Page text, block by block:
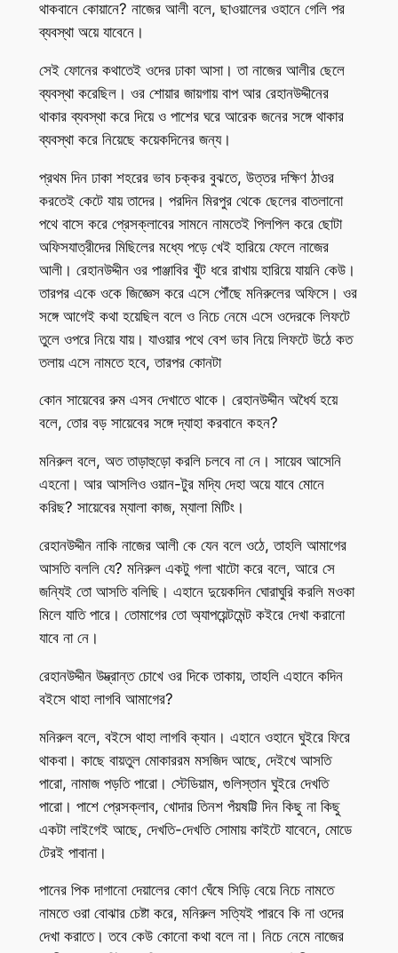
থাকবানে কোয়ানে? নাজের আলী বলে, ছাওয়ালের ওহানে গেলি পর
ব্যবস্থা অয়ে যাবেনে।
সেই ফোনের কথাতেই ওদের ঢাকা আসা। তা নাজের আলীর ছেলে
ব্যবস্থা করেছিল। ওর শোয়ার জায়গায় বাপ আর রেহানউদ্দীনের
থাকার ব্যবস্থা করে দিয়ে ও পাশের ঘরে আরেক জনের সঙ্গে থাকার
ব্যবস্থা করে নিয়েছে কয়েকদিনের জন্য।
প্রথম দিন ঢাকা শহরের ভাব চক্কর বুঝতে, উত্তর দক্ষিণ ঠাওর
করতেই কেটে যায় তাদের। পরদিন মিরপুর থেকে ছেলের বাতলানো
পথে বাসে করে প্রেসক্লাবের সামনে নামতেই পিলপিল করে ছোটা
অফিসযাত্রীদের মিছিলের মধ্যে পড়ে খেই হারিয়ে ফেলে নাজের
আলী। রেহানউদ্দীন ওর পাঞ্জাবির খুঁট ধরে রাখায় হারিয়ে যায়নি কেউ।
তারপর একে ওকে জিজ্ঞেস করে এসে পৌঁছে মনিরুলের অফিসে। ওর
সঙ্গে আগেই কথা হয়েছিল বলে ও নিচে নেমে এসে ওদেরকে লিফটে
তুলে ওপরে নিয়ে যায়। যাওয়ার পথে বেশ ভাব নিয়ে লিফটে উঠে কত
তলায় এসে নামতে হবে, তারপর কোনটা
কোন সায়েবের রুম এসব দেখাতে থাকে। রেহানউদ্দীন অধৈর্য হয়ে
বলে, তোর বড় সায়েবের সঙ্গে দ্যাহা করবানে কহন?
মনিরুল বলে, অত তাড়াহুড়ো করলি চলবে না নে। সায়েব আসেনি
এহনো। আর আসলিও ওয়ান-টুর মদ্যি দেহা অয়ে যাবে মোনে
করিছ? সায়েবের ম্যালা কাজ, ম্যালা মিটিং।
রেহানউদ্দীন নাকি নাজের আলী কে যেন বলে ওঠে, তাহলি আমাগের
আসতি বললি যে? মনিরুল একটু গলা খাটো করে বলে, আরে সে
জন্যিই তো আসতি বলিছি। এহানে দুয়েকদিন ঘোরাঘুরি করলি মওকা
মিলে যাতি পারে। তোমাগের তো অ্যাপয়েন্টমেন্ট কইরে দেখা করানো
যাবে না নে।
রেহানউদ্দীন উদ্ভ্রান্ত চোখে ওর দিকে তাকায়, তাহলি এহানে কদিন
বইসে থাহা লাগবি আমাগের?
মনিরুল বলে, বইসে থাহা লাগবি ক্যান। এহানে ওহানে ঘুইরে ফিরে
থাকবা। কাছে বায়তুল মোকাররম মসজিদ আছে, দেইখে আসতি
পারো, নামাজ পড়তি পারো। স্টেডিয়াম, গুলিস্তান ঘুইরে দেখতি
পারো। পাশে প্রেসক্লাব, খোদার তিনশ পঁয়ষট্টি দিন কিছু না কিছু
একটা লাইগেই আছে, দেখতি-দেখতি সোমায় কাইটে যাবেনে, মোডে
টেরই পাবানা।
পানের পিক দাগানো দেয়ালের কোণ ঘেঁষে সিড়ি বেয়ে নিচে নামতে
নামতে ওরা বোঝার চেষ্টা করে, মনিরুল সত্যিই পারবে কি না ওদের
দেখা করাতে। তবে কেউ কোনো কথা বলে না। নিচে নেমে নাজের